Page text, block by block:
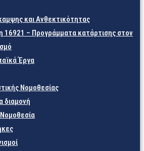
και Ανθεκτικότητας
16921 – Προγράμματα κατάρτισης στον
Έργα
Νομοθεσίας
διαμονή